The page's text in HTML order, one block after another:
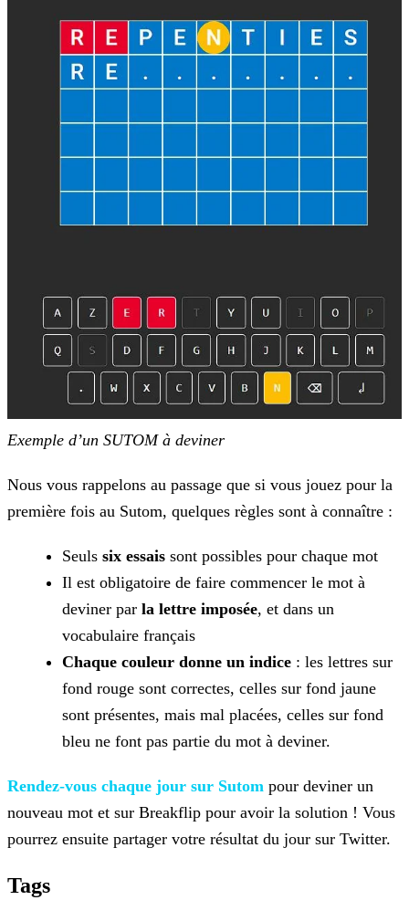
Exemple d’un SUTOM à deviner
Nous vous rappelons au passage que si vous jouez pour la
première fois au Sutom, quelques règles sont à connaître :
Seuls six essais sont possibles pour chaque mot
Il est obligatoire de faire commencer le mot à
deviner par la lettre imposée, et dans un
vocabulaire français
Chaque couleur donne un indice : les lettres sur
fond rouge sont correctes, celles sur fond jaune
sont présentes, mais mal placées, celles sur fond
bleu ne font pas partie du mot à deviner.
Rendez-vous chaque jour sur Sutom pour deviner un
nouveau mot et sur Breakflip pour avoir la solution ! Vous
pourrez ensuite partager votre résultat du jour sur Twitter.
Tags